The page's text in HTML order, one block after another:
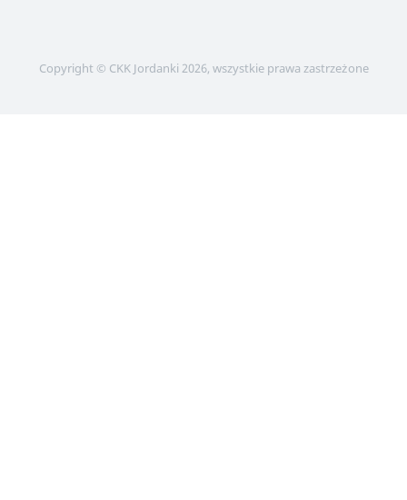
Copyright © CKK Jordanki 2026, wszystkie prawa zastrzeżone